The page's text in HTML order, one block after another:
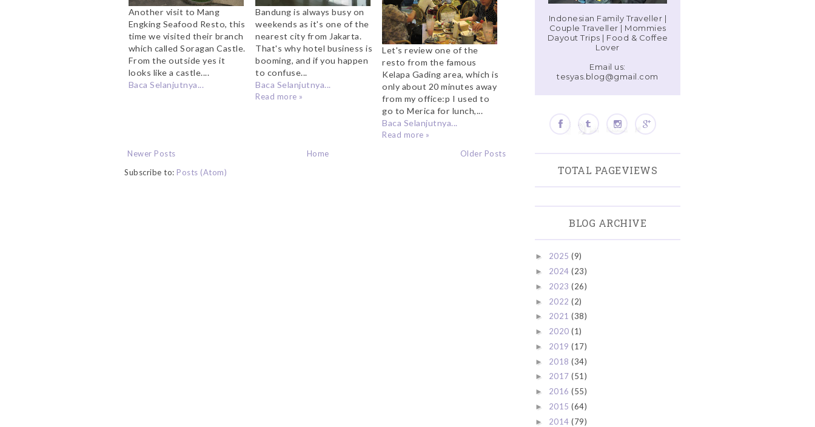
Another visit to Mang
Engking Seafood Resto, this
time we visited their branch
which called Soragan Castle.
From the outside yes it
looks like a castle....
Baca Selanjutnya...
Bandung is always busy on
weekends as it's one of the
nearest city from Jakarta.
That's why hotel business is
booming, and if you happen
to confuse...
Baca Selanjutnya...
Read more »
Let's review one of the
resto from the famous
Kelapa Gading area, which is
only about 20 minutes away
from my office:p I used to
go to Merica for lunch,...
Baca Selanjutnya...
Read more »
Newer Posts
Older Posts
Home
Subscribe to: Posts (Atom)
Indonesian Family Traveller |
Couple Traveller | Mommies
Dayout Trips | Food & Coffee
Lover
Email us:
tesyas.blog@gmail.com
TOTAL PAGEVIEWS
BLOG ARCHIVE
► 2025 (9)
► 2024 (23)
► 2023 (26)
► 2022 (2)
► 2021 (38)
► 2020 (1)
► 2019 (17)
► 2018 (34)
► 2017 (51)
► 2016 (55)
► 2015 (64)
► 2014 (79)